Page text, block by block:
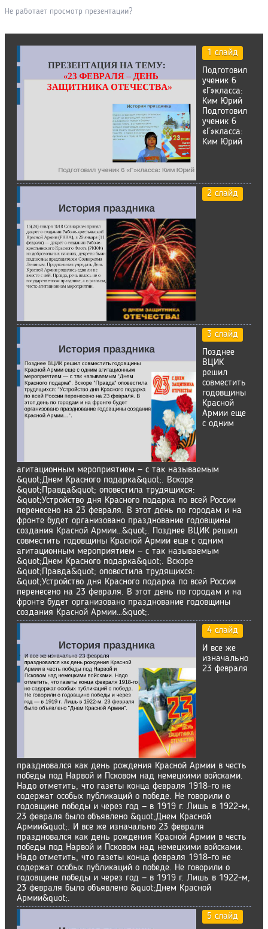
Не работает просмотр презентации?
1 слайд
Подготовил
ученик 6
«Г»класса:
Ким Юрий
Подготовил
ученик 6
«Г»класса:
Ким Юрий
2 слайд
3 слайд
Позднее
ВЦИК
решил
совместить
годовщины
Красной
Армии еще
с одним
агитационным мероприятием — с так называемым
&quot;Днем Красного подарка&quot;. Вскоре
&quot;Правда&quot; оповестила трудящихся:
&quot;Устройство дня Красного подарка по всей России
перенесено на 23 февраля. В этот день по городам и на
фронте будет организовано празднование годовщины
создания Красной Армии…&quot;. Позднее ВЦИК решил
совместить годовщины Красной Армии еще с одним
агитационным мероприятием — с так называемым
&quot;Днем Красного подарка&quot;. Вскоре
&quot;Правда&quot; оповестила трудящихся:
&quot;Устройство дня Красного подарка по всей России
перенесено на 23 февраля. В этот день по городам и на
фронте будет организовано празднование годовщины
создания Красной Армии…&quot;.
4 слайд
И все же
изначально
23 февраля
праздновался как день рождения Красной Армии в честь
победы под Нарвой и Псковом над немецкими войсками.
Надо отметить, что газеты конца февраля 1918-го не
содержат особых публикаций о победе. Не говорили о
годовщине победы и через год — в 1919 г. Лишь в 1922-м,
23 февраля было объявлено &quot;Днем Красной
Армии&quot;. И все же изначально 23 февраля
праздновался как день рождения Красной Армии в честь
победы под Нарвой и Псковом над немецкими войсками.
Надо отметить, что газеты конца февраля 1918-го не
содержат особых публикаций о победе. Не говорили о
годовщине победы и через год — в 1919 г. Лишь в 1922-м,
23 февраля было объявлено &quot;Днем Красной
Армии&quot;.
5 слайд